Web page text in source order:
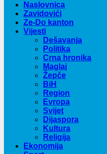
Naslovnica
Zavidovići
Ze-Do kanton
Vijesti
Dešavanja
Politika
Crna hronika
Maglaj
Žepče
BiH
Region
Evropa
Svijet
Dijaspora
Kultura
Religija
Ekonomija